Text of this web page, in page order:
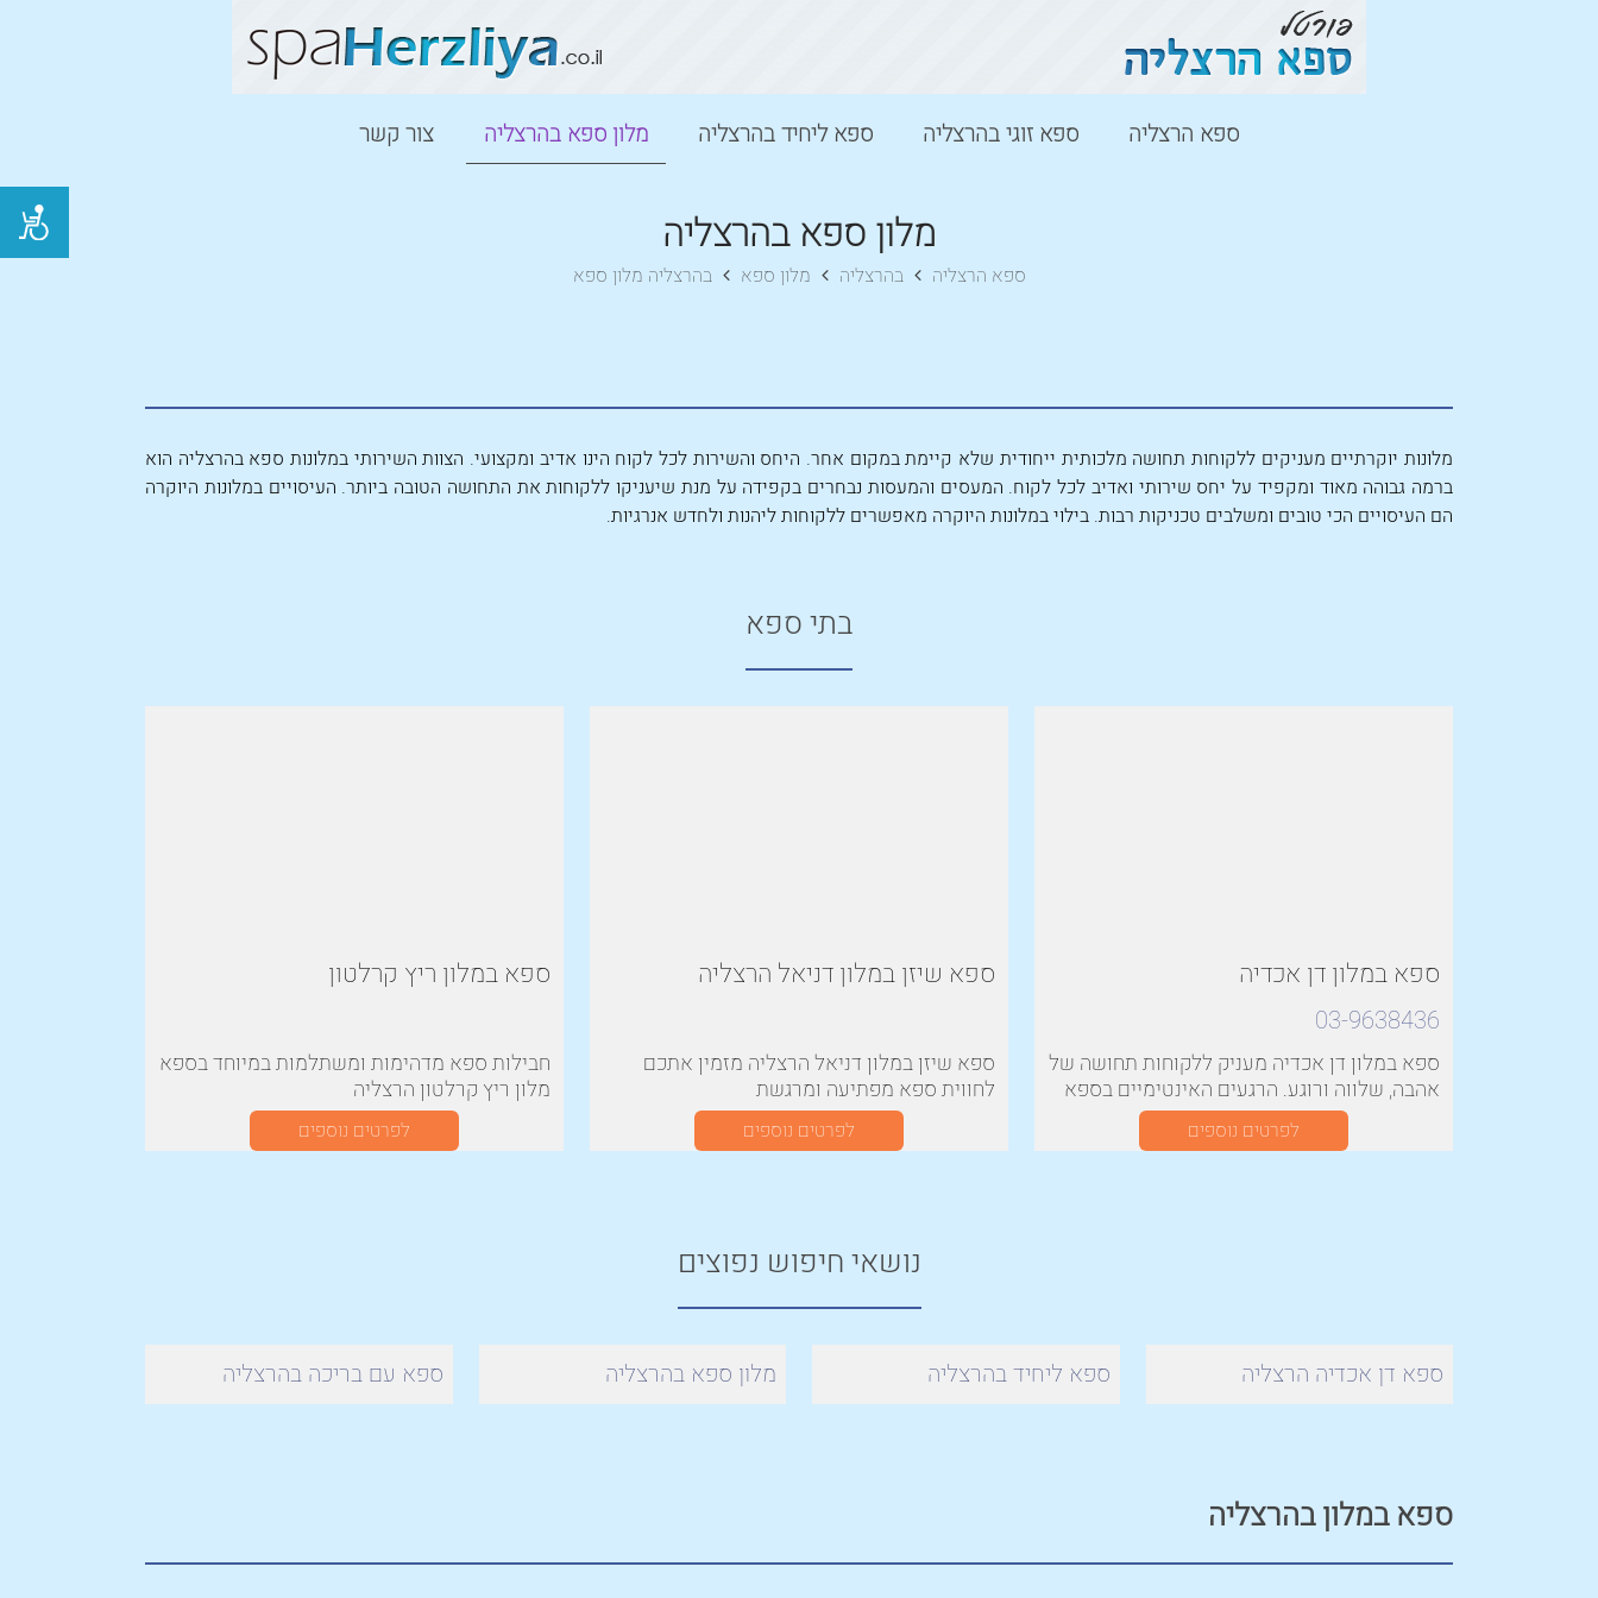
ספא הרצליה ספא זוגי בהרצליה ספא ליחיד בהרצליה מלון ספא בהרצליה צור קשר
מלון ספא בהרצליה
ספא הרצליה בהרצליה מלון ספא בהרצליה מלון ספא
מלונות יוקרתיים מעניקים ללקוחות תחושה מלכותית ייחודית שלא קיימת במקום אחר. היחס והשירות לכל לקוח הינו אדיב ומקצועי. הצוות השירותי במלונות ספא בהרצליה הוא
ברמה גבוהה מאוד ומקפיד על יחס שירותי ואדיב לכל לקוח. המעסים והמעסות נבחרים בקפידה על מנת שיעניקו ללקוחות את התחושה הטובה ביותר. העיסויים במלונות היוקרה
הם העיסויים הכי טובים ומשלבים טכניקות רבות. בילוי במלונות היוקרה מאפשרים ללקוחות ליהנות ולחדש אנרגיות.
בתי ספא
ספא במלון דן אכדיה
03-9638436
ספא במלון דן אכדיה מעניק ללקוחות תחושה של
אהבה, שלווה ורוגע. הרגעים האינטימיים בספא
מחדשים כוחות ואנרגיות ומאפשרים תחושה
לפרטים נוספים
ספא שיזן במלון דניאל הרצליה
ספא שיזן במלון דניאל הרצליה מזמין אתכם
לחווית ספא מפתיעה ומרגשת
לפרטים נוספים
ספא במלון ריץ קרלטון
חבילות ספא מדהימות ומשתלמות במיוחד בספא
מלון ריץ קרלטון הרצליה
לפרטים נוספים
נושאי חיפוש נפוצים
ספא דן אכדיה הרצליה ספא ליחיד בהרצליה מלון ספא בהרצליה ספא עם בריכה בהרצליה
ספא במלון בהרצליה